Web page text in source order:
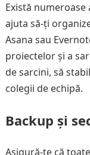
Există
ajuta să-ți
Asana sau
proiectelor și a
de sarcini, să
colegii de echipă.
Backup și
Asigură-te că